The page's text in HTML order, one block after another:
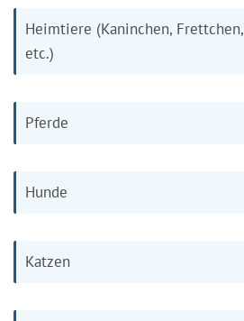
Heimtiere (Kaninchen, Frettchen,
etc.)
Pferde
Hunde
Katzen